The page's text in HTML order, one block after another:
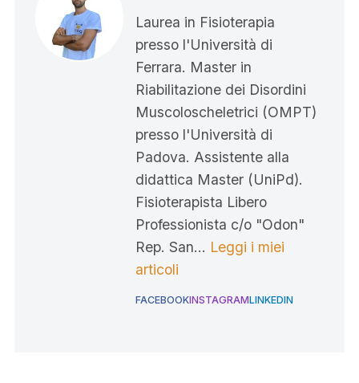
Laurea in Fisioterapia
presso l'Università di
Ferrara. Master in
Riabilitazione dei Disordini
Muscoloscheletrici (OMPT)
presso l'Università di
Padova. Assistente alla
didattica Master (UniPd).
Fisioterapista Libero
Professionista c/o "Odon"
Rep. San… Leggi i miei
articoli
FACEBOOKINSTAGRAMLINKEDIN